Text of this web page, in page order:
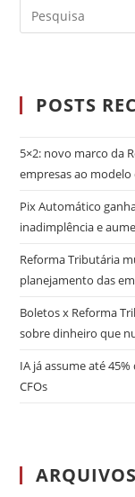
POSTS
5×2: novo marco da
empresas ao
Pix Automático
inadimplência e
Reforma Tributária
planejamento das
Boletos x Reforma
sobre dinheiro que
IA já assume até
CFOs
ARQUIVOS